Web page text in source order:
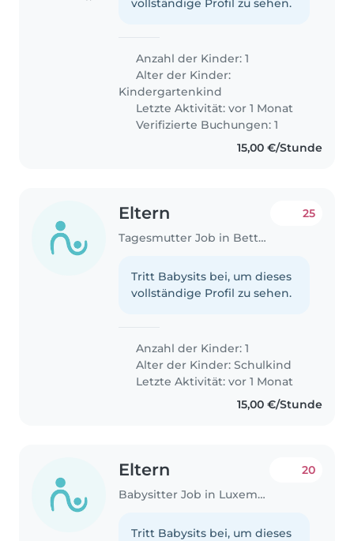
vollständige Profil zu sehen.
Anzahl der Kinder: 1
Alter der Kinder:
Kindergartenkind
Letzte Aktivität: vor 1 Monat
Verifizierte Buchungen: 1
15,00 €/Stunde
Eltern
Tagesmutter Job in Bettemburg
25
Tritt Babysits bei, um dieses
vollständige Profil zu sehen.
Anzahl der Kinder: 1
Alter der Kinder:Schulkind
Letzte Aktivität: vor 1 Monat
15,00 €/Stunde
Eltern
Babysitter Job in Luxemburg
20
Tritt Babysits bei, um dieses